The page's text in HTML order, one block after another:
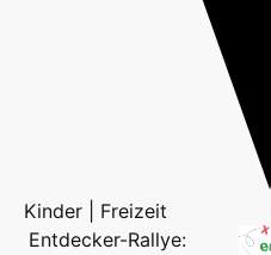
Kinder | Freizeit
Entdecker-Rallye: